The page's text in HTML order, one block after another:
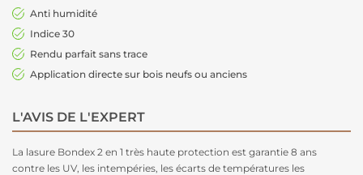
Anti humidité
Indice 30
Rendu parfait sans trace
Application directe sur bois neufs ou anciens
L'AVIS DE L'EXPERT
La lasure Bondex 2 en 1 très haute protection est garantie 8 ans
contre les UV, les intempéries, les écarts de températures les